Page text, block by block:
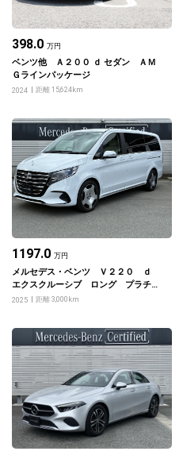
398.0 万円
ベンツ他 Ａ２００ ｄ セダン ＡＭ
Ｇラインパッケージ
2024 距離 15,624km
1197.0 万円
メルセデス・ベンツ Ｖ２２０ ｄ
エクスクルーシブ ロング プラチナ
スイート
2025 距離 3,000km